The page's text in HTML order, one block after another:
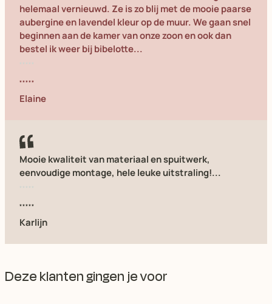
helemaal vernieuwd. Ze is zo blij met de mooie paarse
aubergine en lavendel kleur op de muur. We gaan snel
beginnen aan de kamer van onze zoon en ook dan
bestel ik weer bij bibelotte...
Elaine
Mooie kwaliteit van materiaal en spuitwerk,
eenvoudige montage, hele leuke uitstraling!...
Karlijn
Deze klanten gingen je voor